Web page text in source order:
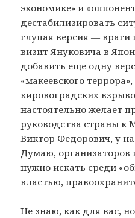
экономике» и
дестабилизировать
глупая версия — враги
визит Януковича в
добавить еще одну
«макеевского
кировоградских
настоятельно желает
руководства страны к
Виктор Федорович, у
Думаю, организаторов
нужно искать среди
властью,
Не знаю, как для вас,